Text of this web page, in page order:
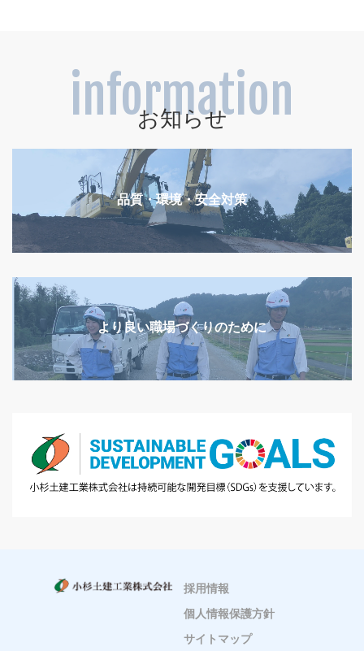
information
お知らせ
品質・環境・安全対策
より良い職場づくりのために
採用情報
個人情報保護方針
サイトマップ